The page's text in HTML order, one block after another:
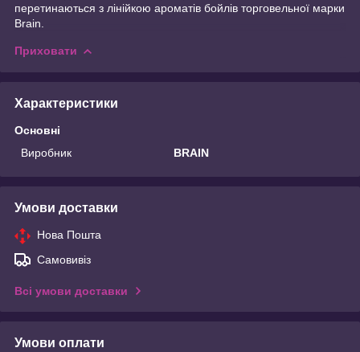
перетинаються з лінійкою ароматів бойлів торговельної марки
Brain.
Приховати
Характеристики
Основні
Виробник
BRAIN
Умови доставки
Нова Пошта
Самовивіз
Всі умови доставки
Умови оплати